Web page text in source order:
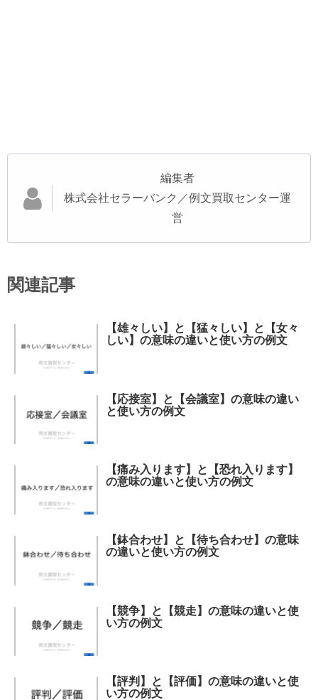
編集者
株式会社セラーバンク／例文買取センター運
営
関連記事
【雄々しい】と【猛々しい】と【女々
しい】の意味の違いと使い方の例文
【応接室】と【会議室】の意味の違い
と使い方の例文
【痛み入ります】と【恐れ入ります】
の意味の違いと使い方の例文
【鉢合わせ】と【待ち合わせ】の意味
の違いと使い方の例文
【競争】と【競走】の意味の違いと使
い方の例文
【評判】と【評価】の意味の違いと使
い方の例文